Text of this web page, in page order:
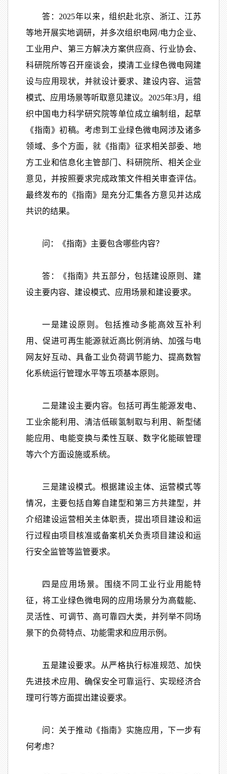
答：2025年以来，组织赴北京、浙江、江苏
等地开展实地调研，并多次组织电网/电力企业、
工业用户、第三方解决方案供应商、行业协会、
科研院所等召开座谈会，摸清工业绿色微电网建
设与应用现状，并就设计要求、建设内容、运营
模式、应用场景等听取意见建议。2025年3月，组
织中国电力科学研究院等单位成立编制组，起草
《指南》初稿。考虑到工业绿色微电网涉及诸多
领域、多个方面，就《指南》征求相关部委、地
方工业和信息化主管部门、科研院所、相关企业
意见，并按照要求完成政策文件相关审查评估。
最终发布的《指南》是充分汇集各方意见并达成
共识的结果。
问：《指南》主要包含哪些内容？
答：《指南》共五部分，包括建设原则、建
设主要内容、建设模式、应用场景和建设要求。
一是建设原则。包括推动多能高效互补利
用、促进可再生能源就近高比例消纳、加强与电
网友好互动、具备工业负荷调节能力、提高数智
化系统运行管理水平等五项基本原则。
二是建设主要内容。包括可再生能源发电、
工业余能利用、清洁低碳氢制取与利用、新型储
能应用、电能变换与柔性互联、数字化能碳管理
等六个方面设施或系统。
三是建设模式。根据建设主体、运营模式等
情况，主要包括自筹自建型和第三方共建型，并
介绍建设运营相关主体职责，提出项目建设和运
行过程由项目核准或备案机关负责项目建设和运
行安全监管等监管要求。
四是应用场景。围绕不同工业行业用能特
征，将工业绿色微电网的应用场景分为高载能、
灵活性、可调节、高可靠四大类，并列举不同场
景下的负荷特点、功能需求和应用示例。
五是建设要求。从严格执行标准规范、加快
先进技术应用、确保安全可靠运行、实现经济合
理可行等方面提出建设要求。
问：关于推动《指南》实施应用，下一步有
何考虑？